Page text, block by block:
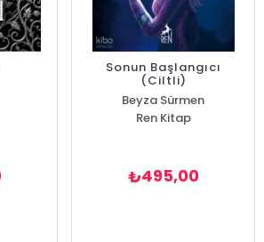
Sonun Başlangıcı
(Ciltli)
Beyza Sürmen
Ren Kitap
₺495,00